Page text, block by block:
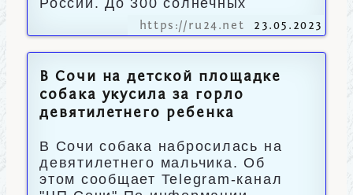
России. До 300 солнечных
https://ru24.net 23.05.2023
В Сочи на детской площадке
собака укусила за горло
девятилетнего ребенка
В Сочи собака набросилась на
девятилетнего мальчика. Об
этом сообщает Telegram-канал